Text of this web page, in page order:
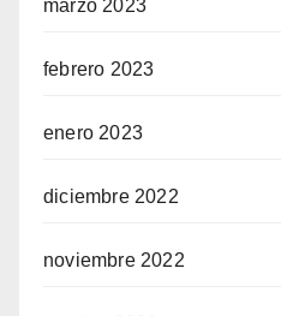
marzo 2023
febrero 2023
enero 2023
diciembre 2022
noviembre 2022